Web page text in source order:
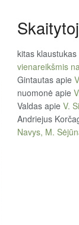
kitas klaustukas
vienareikšmis
Gintautas apie
nuomonė apie
Valdas apie V.
Andriejus
Navys, M.